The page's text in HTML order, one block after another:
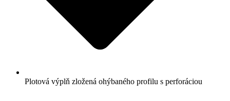
Plotová výplň zložená ohýbaného profilu s perforáciou